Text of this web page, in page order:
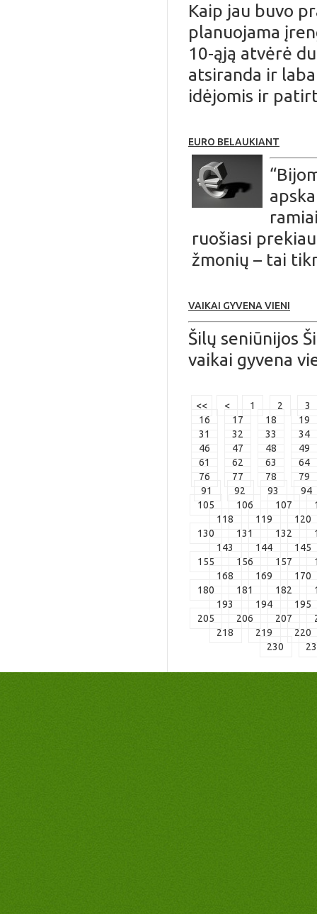
Kaip jau buvo
planuojama
10-ąją atvėrė
atsiranda ir
idėjomis ir
EURO BELAUKIANT
ruošiasi
žmonių – tai
VAIKAI GYVENA VIENI
Šilų seniūnijos
vaikai gyvena
<< < 1 2
3
16
17 18
19
31
32 33
34
46
47 48
49
61
62 63
64
76
77 78
79
91
92 93
94
105
106 107
118
119
120
130
131 132
143
144
145
155
156 157
168
169
170
180
181 182
193
194
195
205
206 207
218
219
220
230